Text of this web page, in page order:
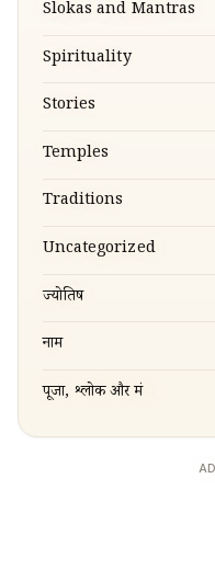
Slokas and Mantras
Spirituality
Stories
Temples
Traditions
Uncategorized
ज्योतिष
नाम
पूजा, श्लोक और मंत्र